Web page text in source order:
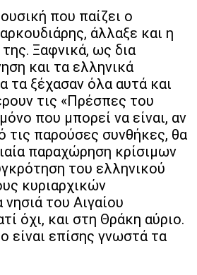
που παίζει ο
άλλαξε και η
Ξαφνικά, ως δια
και τα ελληνικά
τα ξέχασαν όλα αυτά και
τις «Πρέσπες του
που μπορεί να είναι, αν
τις παρούσες συνθήκες, θα
παραχώρηση κρίσιμων
του ελληνικού
κυριαρχικών
του Αιγαίου
όχι, και στη Θράκη αύριο.
είναι επίσης γνωστά τα